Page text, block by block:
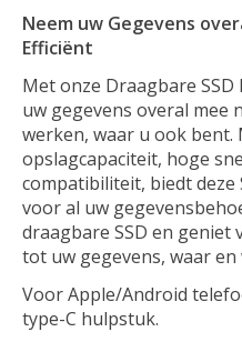
Neem uw Gegevens
Efficiënt
Met onze Draagbare
uw gegevens overal mee
werken, waar u ook bent.
opslagcapaciteit, hoge
compatibiliteit, biedt deze
voor al uw
draagbare SSD en
tot uw gegevens, waar
Voor Apple/Android
type-C hulpstuk.